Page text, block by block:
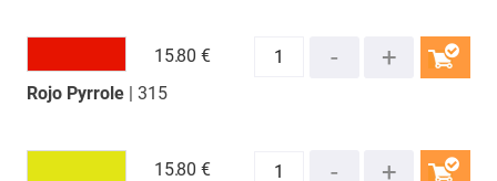
Rojo Pyrrole| 315
15.80 €
15.80 €